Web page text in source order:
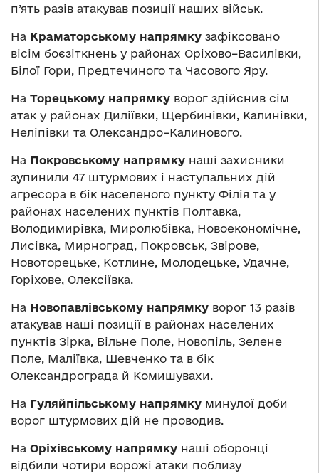
п’ять разів атакував позиції наших військ.
На Краматорському напрямку зафіксовано
вісім боєзіткнень у районах Оріхово–Василівки,
Білої Гори, Предтечиного та Часового Яру.
На Торецькому напрямку ворог здійснив сім
атак у районах Диліївки, Щербинівки, Калинівки,
Неліпівки та Олександро–Калинового.
На Покровському напрямку наші захисники
зупинили 47 штурмових і наступальних дій
агресора в бік населеного пункту Філія та у
районах населених пунктів Полтавка,
Володимирівка, Миролюбівка, Новоекономічне,
Лисівка, Мирноград, Покровськ, Звірове,
Новоторецьке, Котлине, Молодецьке, Удачне,
Горіхове, Олексіївка.
На Новопавлівському напрямку ворог 13 разів
атакував наші позиції в районах населених
пунктів Зірка, Вільне Поле, Новопіль, Зелене
Поле, Маліївка, Шевченко та в бік
Олександрограда й Комишувахи.
На Гуляйпільському напрямку минулої доби
ворог штурмових дій не проводив.
На Оріхівському напрямку наші оборонці
відбили чотири ворожі атаки поблизу